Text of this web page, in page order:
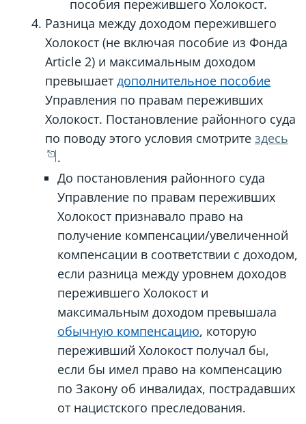
пособия пережившего Холокост.
Разница между доходом пережившего
Холокост (не включая пособие из Фонда
Article 2) и максимальным доходом
превышаетдополнительное пособие
Управления по правам переживших
Холокост. Постановление районного суда
по поводу этого условия смотрите здесь
.
До постановления районного суда
Управление по правам переживших
Холокост признавало право на
получение компенсации/увеличенной
компенсации в соответствии с доходом,
если разница между уровнем доходов
пережившего Холокост и
максимальным доходом превышала
обычную компенсацию, которую
переживший Холокост получал бы,
если бы имел право на компенсацию
по Закону об инвалидах, пострадавших
от нацистского преследования.